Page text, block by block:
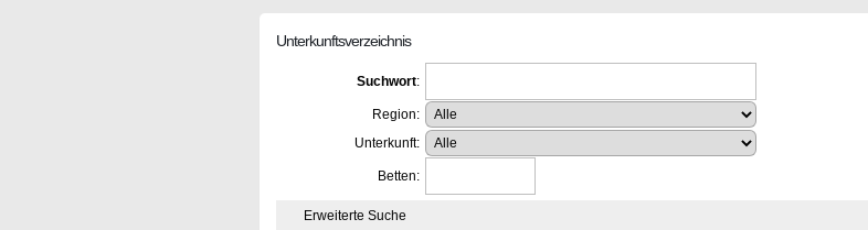
Unterkunftsverzeichnis
Suchwort:
Region:
Unterkunft:
Betten:
Erweiterte Suche